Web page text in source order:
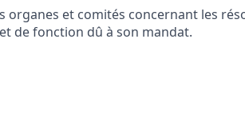
organes et comités concernant les
de fonction dû à son mandat.